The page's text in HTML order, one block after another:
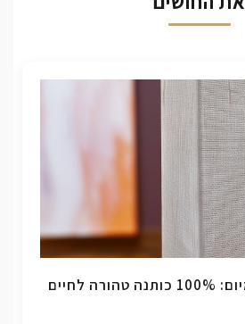
קנבס אמנים פרימיום: 100% כותנה טהורה לחיים